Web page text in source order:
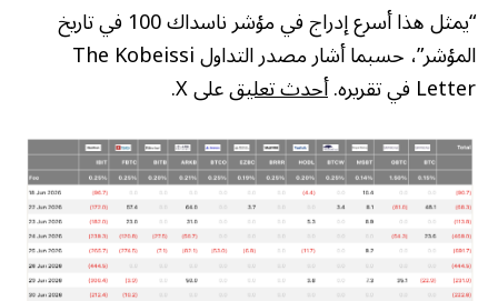
“يمثل هذا أسرع إدراج في مؤشر ناسداك 100 في تاريخ
المؤشر”، حسبما أشار مصدر التداول The Kobeissi
Letter في تقريره. أحدث تعليقعلى X.